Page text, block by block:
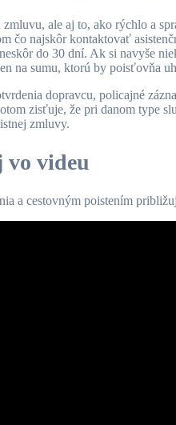
ale aj to, ako rýchlo a
čo najskôr kontaktovať
do 30 dní. Ak si navyše
na sumu, ktorú by poisťovňa
dopravcu, policajné
zisťuje, že pri danom type
zmluvy.
vo videu
a cestovným poistením